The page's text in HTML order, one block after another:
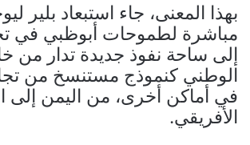
بهذا المعنى، جاء استبعاد بلير
مباشرة لطموحات أبوظبي في
إلى ساحة نفوذ جديدة تدار من
الوطني كنموذج مستنسخ من
في أماكن أخرى، من اليمن إلى
الأفريقي.